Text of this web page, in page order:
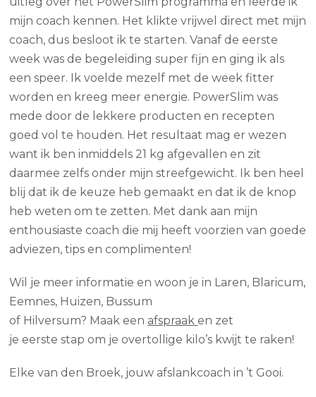
mijn coach kennen. Het klikte vrijwel direct met mijn
coach, dus besloot ik te starten. Vanaf de eerste
week was de begeleiding super fijn en ging ik als
een speer. Ik voelde mezelf met de week fitter
worden en kreeg meer energie. PowerSlim was
mede door de lekkere producten en recepten
goed vol te houden. Het resultaat mag er wezen
want ik ben inmiddels 21 kg afgevallen en zit
daarmee zelfs onder mijn streefgewicht. Ik ben heel
blij dat ik de keuze heb gemaakt en dat ik de knop
heb weten om te zetten. Met dank aan mijn
enthousiaste coach die mij heeft voorzien van goede
adviezen, tips en complimenten!
Wil je meer informatie en woon je in Laren, Blaricum,
Eemnes, Huizen, Bussum
of Hilversum? Maak eenafspraaken zet
je eerste stap om je overtollige kilo’s kwijt te raken!
Elke van den Broek, jouw afslankcoach in ’t Gooi.